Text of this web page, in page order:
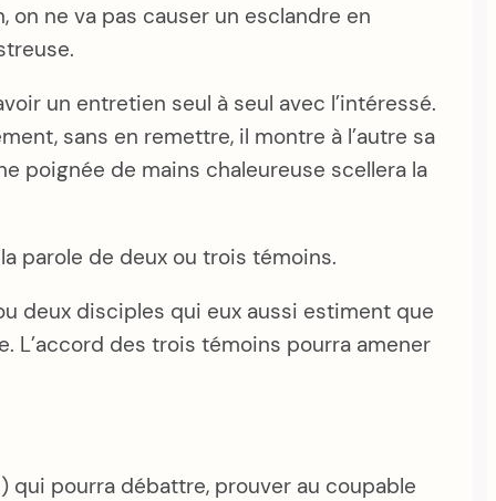
on ne va pas causer un esclandre en
un entretien seul à seul avec l’intéressé.
sans en remettre, il montre à l’autre sa
poignée de mains chaleureuse scellera la
parole de deux ou trois témoins.
deux disciples qui eux aussi estiment que
L’accord des trois témoins pourra amener
qui pourra débattre, prouver au coupable